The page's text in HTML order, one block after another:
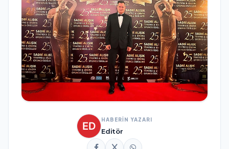
HABERİN YAZARI
Editör